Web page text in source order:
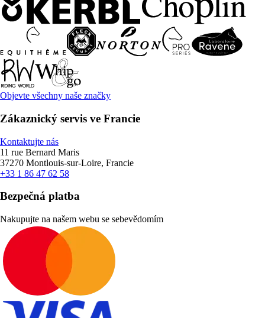
Objevte všechny naše značky
Zákaznický servis ve Francie
Kontaktujte nás
11 rue Bernard Maris
37270 Montlouis-sur-Loire, Francie
+33 1 86 47 62 58
Bezpečná platba
Nakupujte na našem webu se sebevědomím